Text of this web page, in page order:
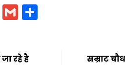
EmailGmail
रहे है
सम्राट